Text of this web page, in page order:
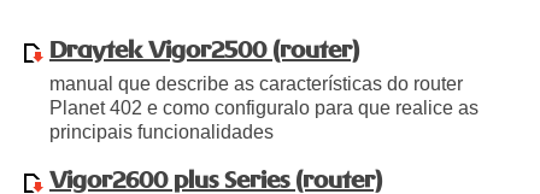
Draytek Vigor2500 (router)
manual que describe as características do router
Planet 402 e como configuralo para que realice as
principais funcionalidades
Vigor2600 plus Series (router)